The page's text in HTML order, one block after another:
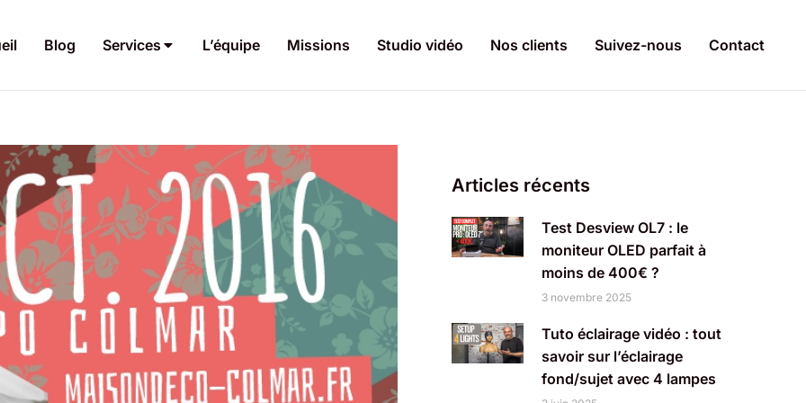
Blog Services L’équipe Missions Studio vidéo Nos clients Suivez-nous Contact
Articles récents
Test Desview OL7 : le
moniteur OLED parfait à
moins de 400€ ?
3 novembre 2025
Tuto éclairage vidéo : tout
savoir sur l’éclairage
fond/sujet avec 4 lampes